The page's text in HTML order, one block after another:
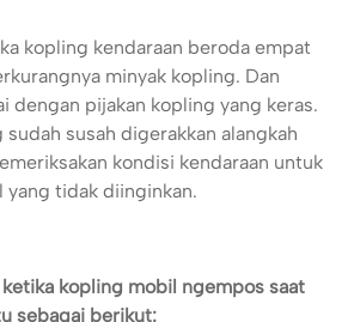
kopling kendaraan beroda empat
minyak kopling. Dan
dengan pijakan kopling yang keras.
susah digerakkan alangkah
kondisi kendaraan untuk
yang tidak diinginkan.
ketika kopling mobil ngempos saat
sebagai berikut: